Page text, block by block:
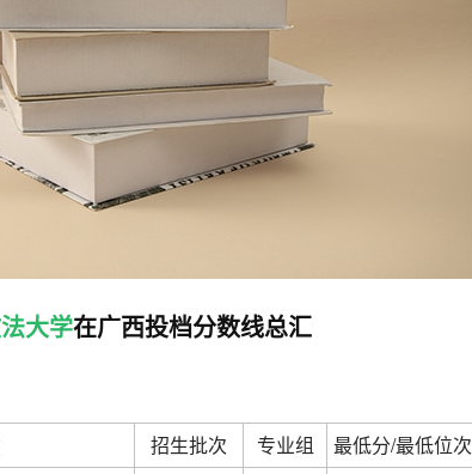
大学在广西投档分数线总汇
招生批次 专业组
最低分/最低位次